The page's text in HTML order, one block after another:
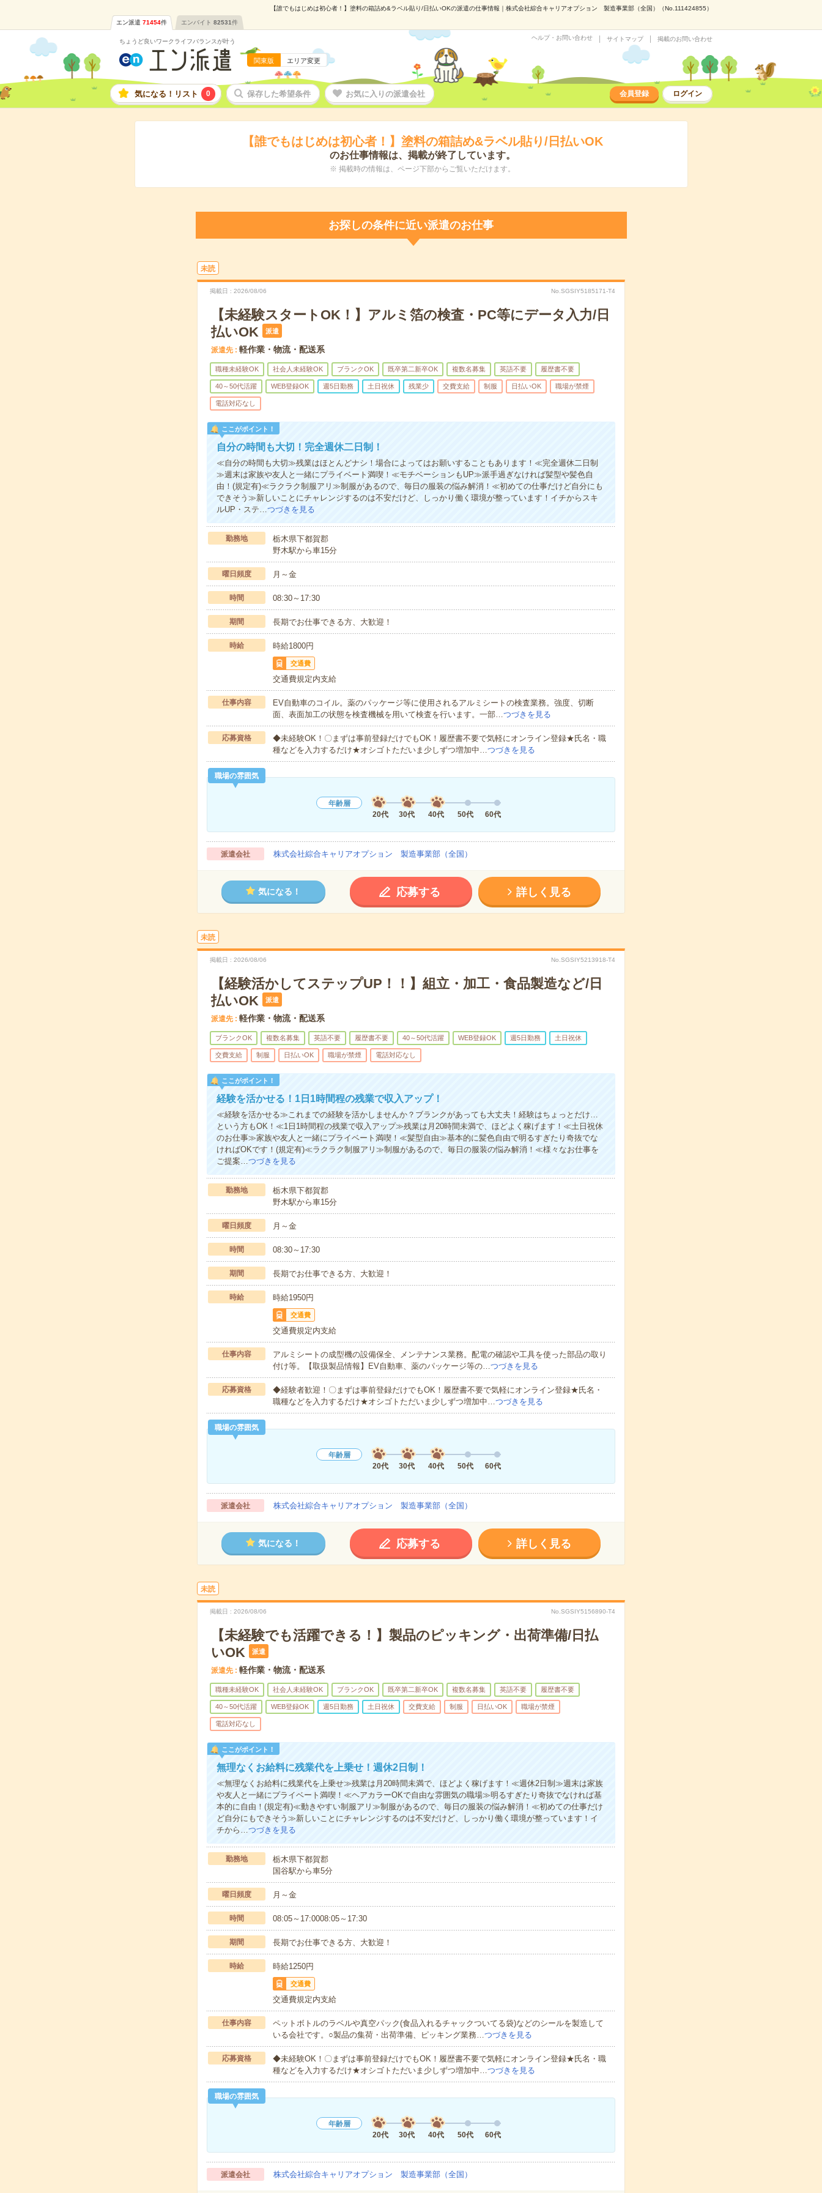
【誰でもはじめは初心者！】塗料の箱詰め&ラベル貼り/日払いOKの派遣の仕事情報｜株式会社綜合キャリアオプション 製造事業部（全国）（No.111424855）
エン派遣 71454件 エンバイト 82531件
ちょうど良いワークライフバランスが叶う
関東版 エリア変更
ヘルプ・お問い合わせ サイトマップ 掲載のお問い合わせ
気になる！リスト 0 保存した希望条件 お気に入りの派遣会社 会員登録 ログイン
【誰でもはじめは初心者！】塗料の箱詰め&ラベル貼り/日払いOK
のお仕事情報は、掲載が終了しています。
※ 掲載時の情報は、ページ下部からご覧いただけます。
お探しの条件に近い派遣のお仕事
未読
掲載日 2026/08/06 No.SGSIY5185171-T4
【未経験スタートOK！】アルミ箔の検査・PC等にデータ入力/日
払いOK
派遣
派遣先 軽作業・物流・配送系
職種未経験OK 社会人未経験OK ブランクOK 既卒第二新卒OK 複数名募集 英語不要 履歴書不要
40～50代活躍 WEB登録OK 週5日勤務 土日祝休 残業少 交費支給 制服 日払いOK 職場が禁煙
電話対応なし
ここがポイント！
自分の時間も大切！完全週休二日制！
≪自分の時間も大切≫残業はほとんどナシ！場合によってはお願いすることもあります！≪完全週休二日制
≫週末は家族や友人と一緒にプライベート満喫！≪モチベーションもUP≫派手過ぎなければ髪型や髪色自
由！(規定有)≪ラクラク制服アリ≫制服があるので、毎日の服装の悩み解消！≪初めての仕事だけど自分にも
できそう≫新しいことにチャレンジするのは不安だけど、しっかり働く環境が整っています！イチからスキ
ルUP・ステ…つづきを見る
勤務地
栃木県下都賀郡
野木駅から車15分
曜日頻度 月～金
時間 08:30～17:30
期間 長期でお仕事できる方、大歓迎！
時給 時給1800円
交通費
交通費規定内支給
仕事内容
EV自動車のコイル。薬のパッケージ等に使用されるアルミシートの検査業務。強度、切断
面、表面加工の状態を検査機械を用いて検査を行います。一部…つづきを見る
応募資格
◆未経験OK！〇まずは事前登録だけでもOK！履歴書不要で気軽にオンライン登録★氏名・職
種などを入力するだけ★オシゴトただいま少しずつ増加中…つづきを見る
職場の雰囲気
年齢層
20代
30代 40代 50代 60代
派遣会社 株式会社綜合キャリアオプション 製造事業部（全国）
気になる！ 応募する 詳しく見る
未読
掲載日 2026/08/06 No.SGSIY5213918-T4
【経験活かしてステップUP！！】組立・加工・食品製造など/日
払いOK
派遣
派遣先 軽作業・物流・配送系
ブランクOK 複数名募集 英語不要 履歴書不要 40～50代活躍 WEB登録OK 週5日勤務 土日祝休
交費支給 制服 日払いOK 職場が禁煙 電話対応なし
ここがポイント！
経験を活かせる！1日1時間程の残業で収入アップ！
≪経験を活かせる≫これまでの経験を活かしませんか？ブランクがあっても大丈夫！経験はちょっとだけ…
という方もOK！≪1日1時間程の残業で収入アップ≫残業は月20時間未満で、ほどよく稼げます！≪土日祝休
のお仕事≫家族や友人と一緒にプライベート満喫！≪髪型自由≫基本的に髪色自由で明るすぎたり奇抜でな
ければOKです！(規定有)≪ラクラク制服アリ≫制服があるので、毎日の服装の悩み解消！≪様々なお仕事を
ご提案…つづきを見る
勤務地
栃木県下都賀郡
野木駅から車15分
曜日頻度 月～金
時間 08:30～17:30
期間 長期でお仕事できる方、大歓迎！
時給 時給1950円
交通費
交通費規定内支給
仕事内容
アルミシートの成型機の設備保全、メンテナンス業務。配電の確認や工具を使った部品の取り
付け等。【取扱製品情報】EV自動車、薬のパッケージ等の…つづきを見る
応募資格
◆経験者歓迎！〇まずは事前登録だけでもOK！履歴書不要で気軽にオンライン登録★氏名・
職種などを入力するだけ★オシゴトただいま少しずつ増加中…つづきを見る
職場の雰囲気
年齢層
20代
30代 40代 50代 60代
派遣会社 株式会社綜合キャリアオプション 製造事業部（全国）
気になる！ 応募する 詳しく見る
未読
掲載日 2026/08/06 No.SGSIY5156890-T4
【未経験でも活躍できる！】製品のピッキング・出荷準備/日払
いOK
派遣
派遣先 軽作業・物流・配送系
職種未経験OK 社会人未経験OK ブランクOK 既卒第二新卒OK 複数名募集 英語不要 履歴書不要
40～50代活躍 WEB登録OK 週5日勤務 土日祝休 交費支給 制服 日払いOK 職場が禁煙
電話対応なし
ここがポイント！
無理なくお給料に残業代を上乗せ！週休2日制！
≪無理なくお給料に残業代を上乗せ≫残業は月20時間未満で、ほどよく稼げます！≪週休2日制≫週末は家族
や友人と一緒にプライベート満喫！≪ヘアカラーOKで自由な雰囲気の職場≫明るすぎたり奇抜でなければ基
本的に自由！(規定有)≪動きやすい制服アリ≫制服があるので、毎日の服装の悩み解消！≪初めての仕事だけ
ど自分にもできそう≫新しいことにチャレンジするのは不安だけど、しっかり働く環境が整っています！イ
チから…つづきを見る
勤務地
栃木県下都賀郡
国谷駅から車5分
曜日頻度 月～金
時間 08:05～17:0008:05～17:30
期間 長期でお仕事できる方、大歓迎！
時給 時給1250円
交通費
交通費規定内支給
仕事内容
ペットボトルのラベルや真空パック(食品入れるチャックついてる袋)などのシールを製造して
いる会社です。○製品の集荷・出荷準備、ピッキング業務…つづきを見る
応募資格
◆未経験OK！〇まずは事前登録だけでもOK！履歴書不要で気軽にオンライン登録★氏名・職
種などを入力するだけ★オシゴトただいま少しずつ増加中…つづきを見る
職場の雰囲気
年齢層
20代
30代 40代 50代 60代
派遣会社 株式会社綜合キャリアオプション 製造事業部（全国）